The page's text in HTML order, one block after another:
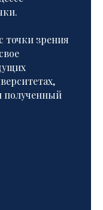
точки зрения
полученный